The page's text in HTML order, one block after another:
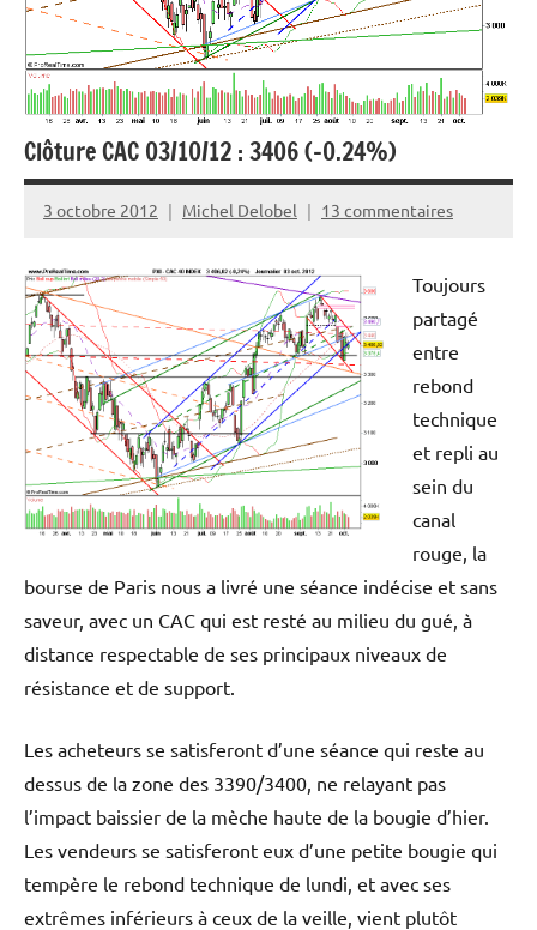
Clôture CAC 03/10/12 : 3406 (-0.24%)
3 octobre 2012 Michel Delobel 13 commentaires
Toujours
partagé
entre
rebond
technique
et repli au
sein du
canal
rouge, la
bourse de Paris nous a livré une séance indécise et sans
saveur, avec un CAC qui est resté au milieu du gué, à
distance respectable de ses principaux niveaux de
résistance et de support.
Les acheteurs se satisferont d’une séance qui reste au
dessus de la zone des 3390/3400, ne relayant pas
l’impact baissier de la mèche haute de la bougie d’hier.
Les vendeurs se satisferont eux d’une petite bougie qui
tempère le rebond technique de lundi, et avec ses
extrêmes inférieurs à ceux de la veille, vient plutôt